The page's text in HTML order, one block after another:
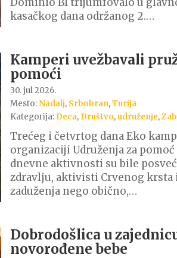
kasačkog dana održanog 2.…
Kamperi uvežbavali
pomoći
30. jul 2026.
Mesto:Nadalj, Srbobran,Turija
Kategorija: Deca, Društvo,udruženje,
Trećeg i četvrtog dana Eko
organizaciji Udruženja za pomoć
dnevne aktivnosti su bile
zdravlju, aktivisti Crvenog krsta
zaduženja nego obično,…
Dobrodošlica u
novorođene bebe